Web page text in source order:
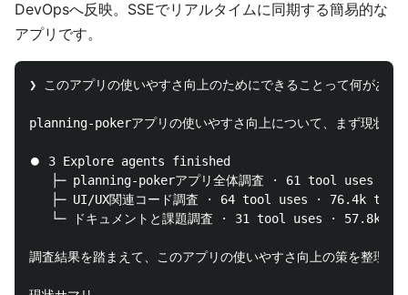
DevOpsへ反映。SSEでリアルタイムに同期する簡易的な
アプリです。
❯ このアプリの使いやすさ向上のためにできることって何がある
planning-pokerアプリの使いやすさ向上について、まず現状を
⏺ 3 Explore agents finished
├─ planning-pokerアプリ全体調査 · 61 tool uses ·
├─ UI/UX関連コード調査 · 64 tool uses · 76.4k
└─ ドキュメントと課題調査 · 31 tool uses · 57.8k
調査結果を踏まえて、このアプリの使いやすさ向上の策を整理し